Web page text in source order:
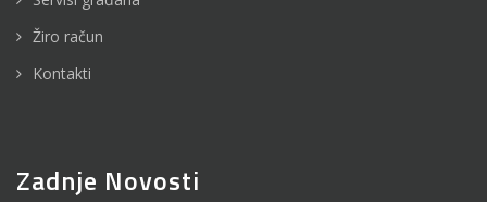
Žiro račun
Kontakti
Zadnje Novosti